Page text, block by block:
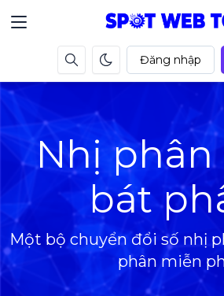
Đăng nhập
Nhị phân
bát
Một bộ chuyển đổi số nhị
phân miễn